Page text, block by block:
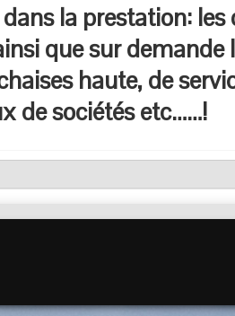
la prestation: les
que sur demande
haute, de
de sociétés etc……!